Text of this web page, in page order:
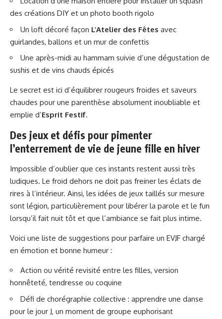
des créations DIY et un photo booth rigolo
Un loft décoré façon L’Atelier des Fêtes avec
guirlandes, ballons et un mur de confettis
Une après-midi au hammam suivie d’une dégustation de
sushis et de vins chauds épicés
Le secret est ici d’équilibrer rougeurs froides et saveurs
chaudes pour une parenthèse absolument inoubliable et
emplie d’Esprit Festif.
Des jeux et défis pour pimenter
l’enterrement de vie de jeune fille en hiver
Impossible d’oublier que ces instants restent aussi très
ludiques. Le froid dehors ne doit pas freiner les éclats de
rires à l’intérieur. Ainsi, les idées de jeux taillés sur mesure
sont légion, particulièrement pour libérer la parole et le fun
lorsqu’il fait nuit tôt et que l’ambiance se fait plus intime.
Voici une liste de suggestions pour parfaire un EVJF chargé
en émotion et bonne humeur :
Action ou vérité revisité entre les filles, version
honnêteté, tendresse ou coquine
Défi de chorégraphie collective : apprendre une danse
pour le jour J, un moment de groupe euphorisant